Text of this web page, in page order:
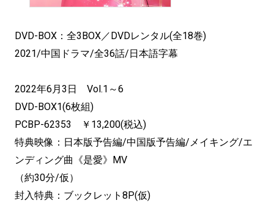
DVD-BOX：全3BOX／DVDレンタル(全18巻)
2021/中国ドラマ/全36話/日本語字幕
2022年6月3日 Vol.1～6
DVD-BOX1(6枚組)
PCBP-62353 ￥13,200(税込)
特典映像：日本版予告編/中国版予告編/メイキング/エ
ンディング曲《是愛》MV
（約30分/仮）
封入特典：ブックレット8P(仮)